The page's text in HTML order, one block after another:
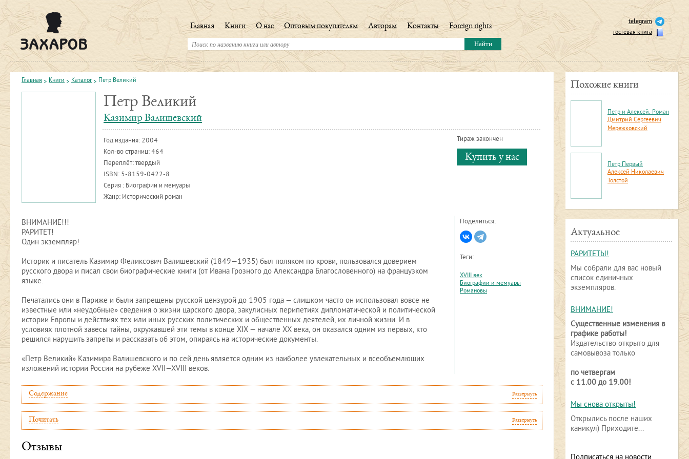
telegram
гостевая книга
Главная Книги О нас Оптовым покупателям Авторам Контакты Foreign rights
Главная Книги Каталог Петр Великий
Петр Великий
Казимир Валишевский
Год издания: 2004
Кол-во страниц: 464
Переплёт: твердый
ISBN: 5-8159-0422-8
Серия : Биографии и мемуары
Жанр: Исторический роман
Тираж закончен
Купить у нас
ВНИМАНИЕ!!!
РАРИТЕТ!
Один экземпляр!
Историк и писатель Казимир Феликсович Валишевский (1849—1935) был поляком по крови, пользовался доверием
русского двора и писал свои биографические книги (от Ивана Грозного до Александра Благословенного) на французком
языке.
Печатались они в Париже и были запрещены русской цензурой до 1905 года — слишком часто он использовал вовсе не
известные или «неудобные» сведения о жизни царского двора, закулисных перипетиях дипломатической и политической
истории Европы и действиях тех или иных русских политических и общественных деятелей, их личной жизни. И в
условиях плотной завесы тайны, окружавшей эти темы в конце XIX — начале XX века, он оказался одним из первых, кто
решился нарушить запреты и рассказать об этом, опираясь на исторические документы.
«Петр Великий» Казимира Валишевского и по сей день является одним из наиболее увлекательных и всеобъемлющих
изложений истории России на рубеже XVII—XVIII веков.
Поделиться:
Теги:
XVIII век
Биографии и мемуары
Романовы
Содержание Развернуть
Почитать Развернуть
Отзывы
Похожие книги
Петр и Алексей. Роман
Дмитрий Сергеевич
Мережковский
Петр Первый
Алексей Николаевич
Толстой
Актуальное
РАРИТЕТЫ!
Мы собрали для вас новый
список единичных
экземпляров.
ВНИМАНИЕ!
Существенные изменения в
графике работы!
Издательство открыто для
самовывоза только
по четвергам
с 11.00 до 19.00!
Мы снова открыты!
Открылись после наших
каникул) Приходите...